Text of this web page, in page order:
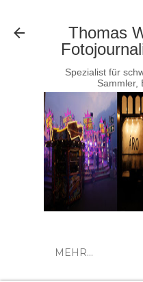
Thomas
Spezialist für
Sammler,
MEHR…